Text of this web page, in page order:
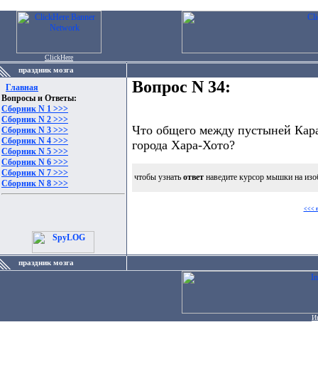
ClickHere
праздник мозга
Главная
Вопросы и Ответы:
Сборник N 1 >>>
Сборник N 2 >>>
Сборник N 3 >>>
Сборник N 4 >>>
Сборник N 5 >>>
Сборник N 6 >>>
Сборник N 7 >>>
Сборник N 8 >>>
Вопрос N 34:
Что общего между пустыней
города Хара-Хото?
чтобы узнать ответ наведите курсор мышки на
<<<
праздник мозга